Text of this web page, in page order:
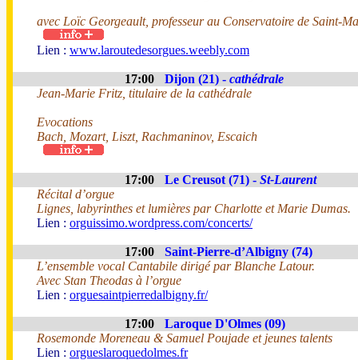
avec Loïc Georgeault, professeur au Conservatoire de Saint-
Lien : www.laroutedesorgues.weebly.com
17:00 Dijon (21) - cathédrale
Jean-Marie Fritz, titulaire de la cathédrale
Evocations
Bach, Mozart, Liszt, Rachmaninov, Escaich
17:00 Le Creusot (71) - St-Laurent
Récital d’orgue
Lignes, labyrinthes et lumières par Charlotte et Marie Dumas.
Lien : orguissimo.wordpress.com/concerts/
17:00
Saint-Pierre-d’Albigny (74)
L’ensemble vocal Cantabile dirigé par Blanche Latour.
Avec Stan Theodas à l’orgue
Lien : orguesaintpierredalbigny.fr/
17:00
Laroque D'Olmes (09)
Rosemonde Moreneau & Samuel Poujade et jeunes talents
Lien : orgueslaroquedolmes.fr